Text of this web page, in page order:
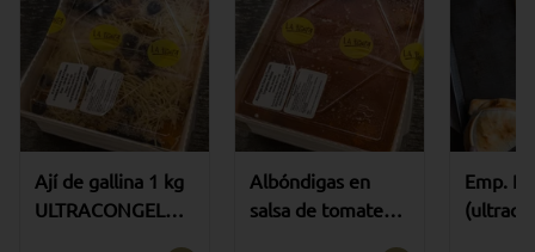
Ají de gallina 1 kg
ULTRACONGELA
Albóndigas en
salsa de tomate (
Emp.